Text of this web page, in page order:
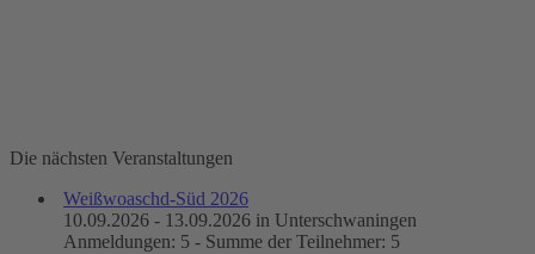
Die nächsten Veranstaltungen
Weißwoaschd-Süd 2026
10.09.2026 - 13.09.2026 in Unterschwaningen
Anmeldungen: 5 - Summe der Teilnehmer: 5